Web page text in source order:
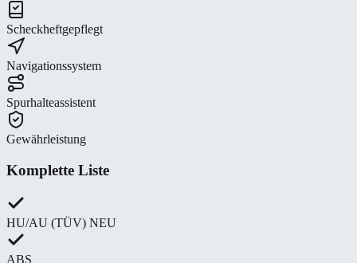
Scheckheftgepflegt
Navigationssystem
Spurhalteassistent
Gewährleistung
Komplette Liste
HU/AU (TÜV) NEU
ABS